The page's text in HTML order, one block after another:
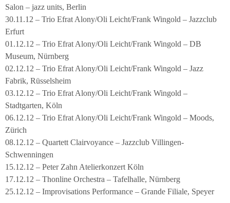
Salon – jazz units, Berlin
30.11.12 – Trio Efrat Alony/Oli Leicht/Frank Wingold – Jazzclub
Erfurt
01.12.12 – Trio Efrat Alony/Oli Leicht/Frank Wingold – DB
Museum, Nürnberg
02.12.12 – Trio Efrat Alony/Oli Leicht/Frank Wingold – Jazz
Fabrik, Rüsselsheim
03.12.12 – Trio Efrat Alony/Oli Leicht/Frank Wingold –
Stadtgarten, Köln
06.12.12 – Trio Efrat Alony/Oli Leicht/Frank Wingold – Moods,
Zürich
08.12.12 – Quartett Clairvoyance – Jazzclub Villingen-
Schwenningen
15.12.12 – Peter Zahn Atelierkonzert Köln
17.12.12 – Thonline Orchestra – Tafelhalle, Nürnberg
25.12.12 – Improvisations Performance – Grande Filiale, Speyer